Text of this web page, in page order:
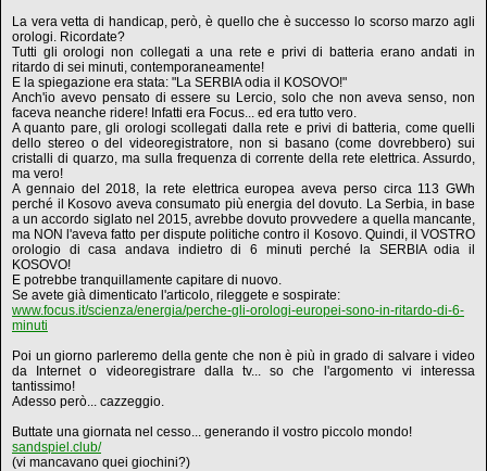
La vera vetta di handicap, però, è quello che è successo lo scorso marzo agli
orologi. Ricordate?
Tutti gli orologi non collegati a una rete e privi di batteria erano andati in
ritardo di sei minuti, contemporaneamente!
E la spiegazione era stata: "La SERBIA odia il KOSOVO!"
Anch'io avevo pensato di essere su Lercio, solo che non aveva senso, non
faceva neanche ridere! Infatti era Focus... ed era tutto vero.
A quanto pare, gli orologi scollegati dalla rete e privi di batteria, come quelli
dello stereo o del videoregistratore, non si basano (come dovrebbero) sui
cristalli di quarzo, ma sulla frequenza di corrente della rete elettrica. Assurdo,
ma vero!
A gennaio del 2018, la rete elettrica europea aveva perso circa 113 GWh
perché il Kosovo aveva consumato più energia del dovuto. La Serbia, in base
a un accordo siglato nel 2015, avrebbe dovuto provvedere a quella mancante,
ma NON l'aveva fatto per dispute politiche contro il Kosovo. Quindi, il VOSTRO
orologio di casa andava indietro di 6 minuti perché la SERBIA odia il
KOSOVO!
E potrebbe tranquillamente capitare di nuovo.
Se avete già dimenticato l'articolo, rileggete e sospirate:
www.focus.it/scienza/energia/perche-gli-orologi-europei-sono-in-ritardo-di-6-
minuti
Poi un giorno parleremo della gente che non è più in grado di salvare i video
da Internet o videoregistrare dalla tv... so che l'argomento vi interessa
tantissimo!
Adesso però... cazzeggio.
Buttate una giornata nel cesso... generando il vostro piccolo mondo!
sandspiel.club/
(vi mancavano quei giochini?)